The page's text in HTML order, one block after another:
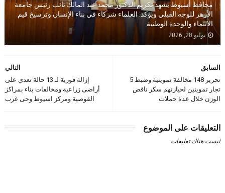
محافظ أسيوط يشهد تكريم الدكتور محمد عبد المالك نائب رئيس جامعة
الأزهر للوجه القبلي ويؤكد: العلماء شركاء في بناء الإنسان وترسيخ قيم
الانتماء والوحدة الوطنية
يوليو 28, 2026
التالي
إزالة فورية لـ 13 حالة تعدي على
أراضى زراعية ومخالفات بناء بمراكز
القوصية ومركز اسيوط وحى غرب
السابق
تحرير 148 مخالفة تموينية وضبط 5
تجار تموينين لحيازتهم سكر ناقص
الوزن خلال عدة حملات
التعليقات على الموضوع
ليست هناك تعليقات